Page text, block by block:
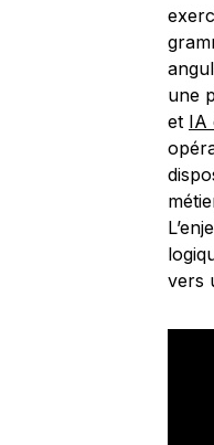
une
et IA
vers